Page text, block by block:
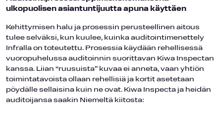
ulkopuolisen asiantuntijuutta apuna käyttäen
Kehittymisen halu ja prosessin perusteellinen aitous
tulee selväksi, kun kuulee, kuinka auditointimenettely
Infralla on toteutettu. Prosessia käydään rehellisessä
vuoropuhelussa auditoinnin suorittavan Kiwa Inspectan
kanssa. Liian “ruusuista” kuvaa ei anneta, vaan yhtiön
toimintatavoista ollaan rehellisiä ja kortit asetetaan
pöydälle sellaisina kuin ne ovat. Kiwa Inspecta ja heidän
auditoijansa saakin Niemeltä kiitosta: